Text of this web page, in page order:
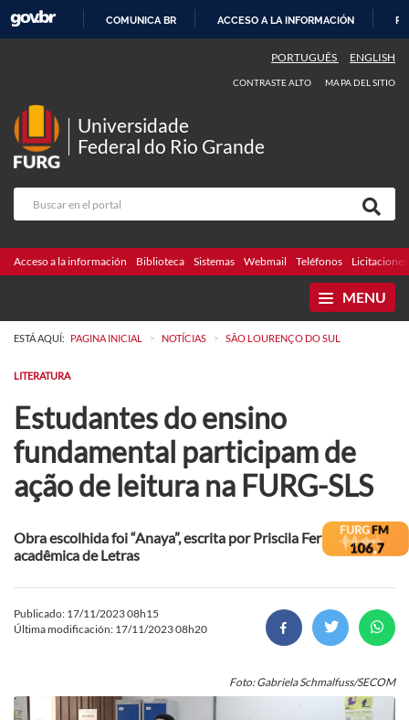
CONTENIDO
COMUNICA BR ACCESO A LA INFORMACIÓN
PORTUGUÊS ENGLISH
CONTRASTE ALTO MAPA DEL SITIO
Universidade
Federal do Rio Grande
Acceso a la información Biblioteca Sistemas Webmail Teléfonos Licitaciones
MENU
ESTÁ AQUÍ: PAGINA INICIAL > NOTÍCIAS > SÃO LOURENÇO DO SUL
LITERATURA
Estudantes do ensino
fundamental participam de
ação de leitura na FURG-SLS
Obra escolhida foi “Anaya”, escrita por Priscila Ferreira,
acadêmica de Letras
Publicado: 17/11/2023 08h15
Última modificación: 17/11/2023 08h20
Foto: Gabriela Schmalfuss/SECOM